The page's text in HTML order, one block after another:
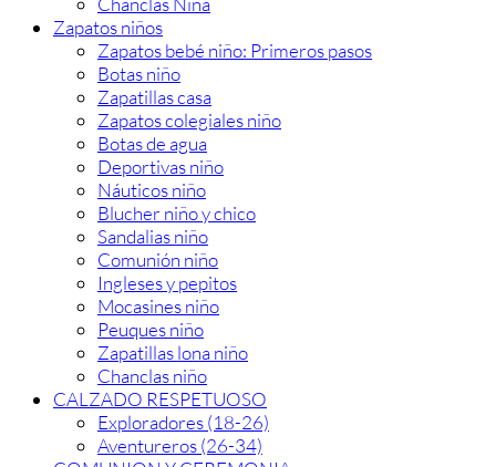
Zapatos niños
Zapatos bebé niño: Primeros pasos
Botas niño
Zapatillas casa
Zapatos colegiales niño
Botas de agua
Deportivas niño
Náuticos niño
Blucher niño y chico
Sandalias niño
Comunión niño
Ingleses y pepitos
Mocasines niño
Peuques niño
Zapatillas lona niño
Chanclas niño
CALZADO RESPETUOSO
Exploradores (18-26)
Aventureros (26-34)